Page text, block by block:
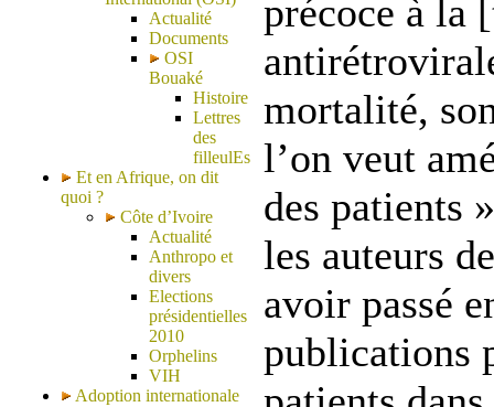
Actualité
Documents
OSI
Bouaké
Histoire
Lettres
des
filleulEs
Et en Afrique, on dit
quoi ?
Côte d’Ivoire
Actualité
Anthropo et
divers
Elections
présidentielles
2010
Orphelins
VIH
Adoption internationale
précoce à la
mortalité,
l’on veut
des patients
les auteurs
avoir passé
publications